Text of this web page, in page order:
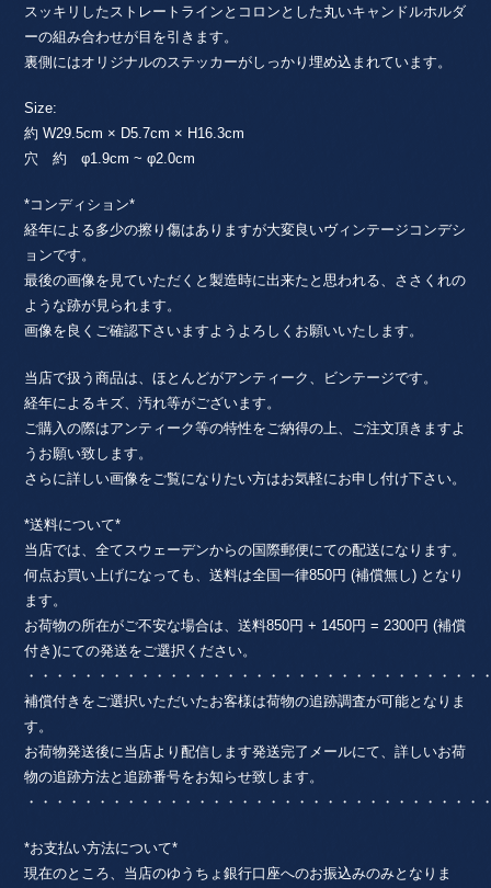
スッキリしたストレートラインとコロンとした丸いキャンドルホルダ
ーの組み合わせが目を引きます。
裏側にはオリジナルのステッカーがしっかり埋め込まれています。
Size:
約 W29.5cm × D5.7cm × H16.3cm
穴 約 φ1.9cm ~ φ2.0cm
*コンディション*
経年による多少の擦り傷はありますが大変良いヴィンテージコンデシ
ョンです。
最後の画像を見ていただくと製造時に出来たと思われる、ささくれの
ような跡が見られます。
画像を良くご確認下さいますようよろしくお願いいたします。
当店で扱う商品は、ほとんどがアンティーク、ビンテージです。
経年によるキズ、汚れ等がございます。
ご購入の際はアンティーク等の特性をご納得の上、ご注文頂きますよ
うお願い致します。
さらに詳しい画像をご覧になりたい方はお気軽にお申し付け下さい。
*送料について*
当店では、全てスウェーデンからの国際郵便にての配送になります。
何点お買い上げになっても、送料は全国一律850円 (補償無し) となり
ます。
お荷物の所在がご不安な場合は、送料850円 + 1450円 = 2300円 (補償
付き)にての発送をご選択ください。
・・・・・・・・・・・・・・・・・・・・・・・・・・・・・・・
補償付きをご選択いただいたお客様は荷物の追跡調査が可能となりま
す。
お荷物発送後に当店より配信します発送完了メールにて、詳しいお荷
物の追跡方法と追跡番号をお知らせ致します。
・・・・・・・・・・・・・・・・・・・・・・・・・・・・・・・
*お支払い方法について*
現在のところ、当店のゆうちょ銀行口座へのお振込みのみとなりま